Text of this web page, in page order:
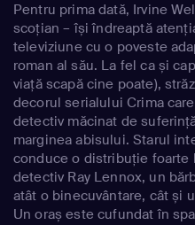
Pentru prima dată, Irvine
scoțian – își îndreaptă
televiziune cu o poveste
roman al său. La fel ca și
viață scapă cine poate),
decorul serialului Crima
detectiv măcinat de
marginea abisului. Starul
conduce o distribuție
detectiv Ray Lennox, un
atât o binecuvântare, cât și
Un oraș este cufundat în